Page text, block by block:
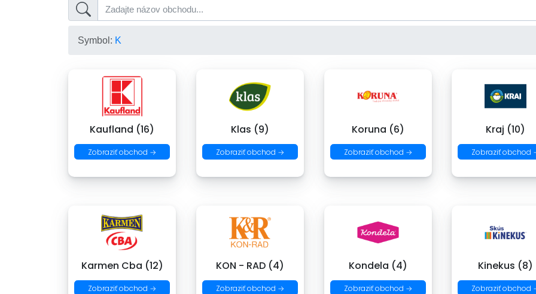
Symbol: K
Kaufland (16)
Zobraziť obchod →
Klas (9)
Zobraziť obchod →
Koruna (6)
Zobraziť obchod →
Kraj (10)
Zobraziť obchod
Karmen Cba (12)
Zobraziť obchod →
KON - RAD (4)
Zobraziť obchod →
Kondela (4)
Zobraziť obchod →
Kinekus (8)
Zobraziť obchod